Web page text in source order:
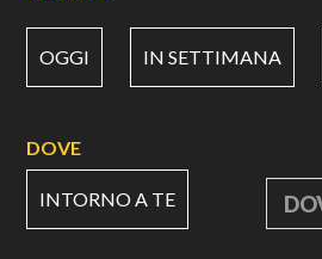
OGGI IN SETTIMANA
DOVE
INTORNO A TE DOVE